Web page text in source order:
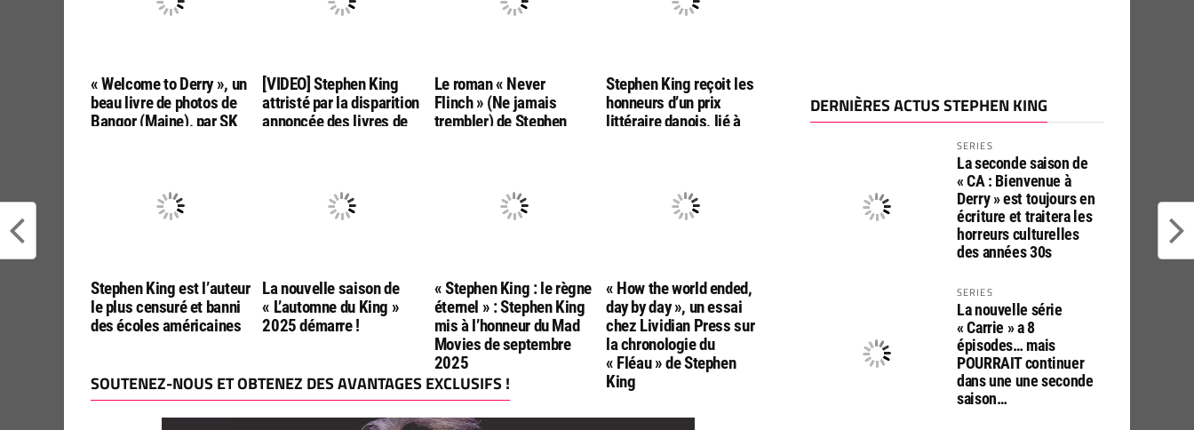
« Welcome to Derry », un
beau livre de photos de
Bangor (Maine), par SK
[VIDEO] Stephen King
attristé par la disparition
annoncée des livres de
Le roman « Never
Flinch » (Ne jamais
trembler) de Stephen
Stephen King reçoit les
honneurs d’un prix
littéraire danois, lié à
Stephen King est l’auteur
le plus censuré et banni
des écoles américaines
La nouvelle saison de
« L’automne du King »
2025 démarre !
« Stephen King : le règne
éternel » : Stephen King
mis à l’honneur du Mad
Movies de septembre
2025
« How the world ended,
day by day », un essai
chez Lividian Press sur
la chronologie du
« Fléau » de Stephen
King
SOUTENEZ-NOUS ET OBTENEZ DES AVANTAGES EXCLUSIFS !
DERNIÈRES ACTUS STEPHEN KING
SERIES
La seconde saison de
« CA : Bienvenue à
Derry » est toujours en
écriture et traitera les
horreurs culturelles
des années 30s
SERIES
La nouvelle série
« Carrie » a 8
épisodes… mais
POURRAIT continuer
dans une une seconde
saison…